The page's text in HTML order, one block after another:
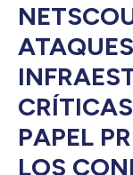
PAPEL
LOS